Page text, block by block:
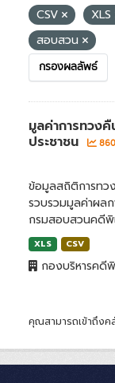
CSV
XLS
สอบสวน
กรองผลลัพธ์
มูลค่าการทวง
ประชาชน
ข้อมูลสถิติการทว
รวบรวมมูลค่าผล
กรมสอบสวนคดีพิ
XLS CSV
กองบริหารคดี
คุณสามารถเข้าถึงค